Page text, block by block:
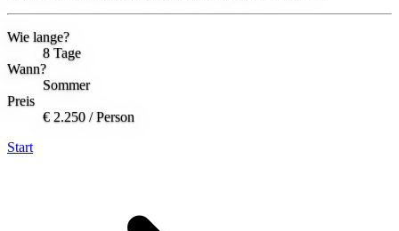
Wie lange?
8 Tage
Wann?
Sommer
Preis
€ 2.250 / Person
Start